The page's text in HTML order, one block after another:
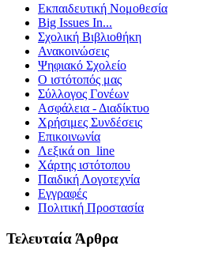
Εκπαιδευτική Νομοθεσία
Big Issues In...
Σχολική Βιβλιοθήκη
Ανακοινώσεις
Ψηφιακό Σχολείο
Ο ιστότοπός μας
Σύλλογος Γονέων
Ασφάλεια - Διαδίκτυο
Χρήσιμες Συνδέσεις
Επικοινωνία
Λεξικά on_line
Χάρτης ιστότοπου
Παιδική Λογοτεχνία
Εγγραφές
Πολιτική Προστασία
Τελευταία Άρθρα